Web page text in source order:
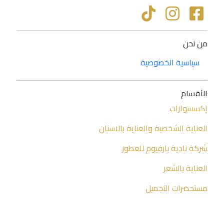
من نحن
سياسية الخصوصية
الأقسام
إكسسوارات
العناية الشخصية والعناية بالاسنان
شركة نادية بارفيوم للعطور
العناية بالشعر
مستحضرات التجميل